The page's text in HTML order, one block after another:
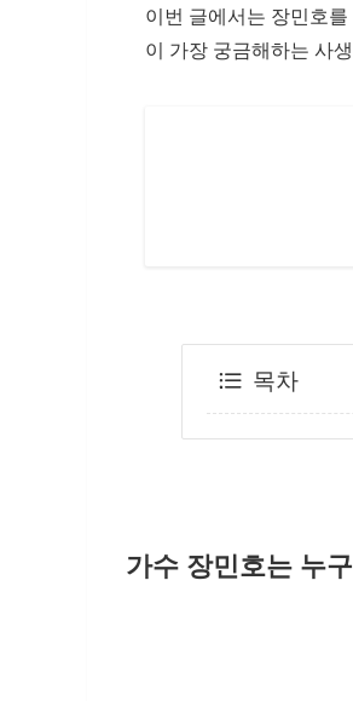
이번 글에서는 장민호
이 가장 궁금해하는 사
목차
가수 장민호는 누